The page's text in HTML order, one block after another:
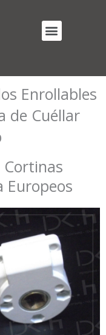
Menu
Enrollables
de Cuéllar
Europeos